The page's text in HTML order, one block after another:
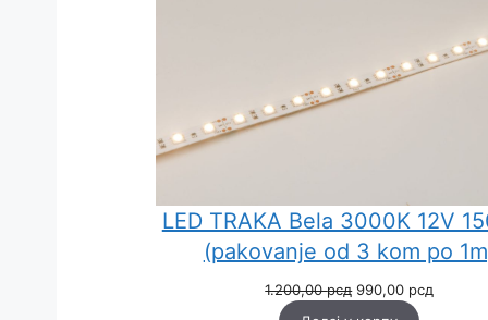
LED TRAKA Bela 3000K 12V
(pakovanje od 3 kom po
1.200,00рсд Оригинална
990,00 рсд